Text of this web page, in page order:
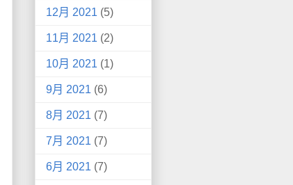
12月 2021 (5)
11月 2021 (2)
10月 2021 (1)
9月 2021 (6)
8月 2021 (7)
7月 2021 (7)
6月 2021 (7)